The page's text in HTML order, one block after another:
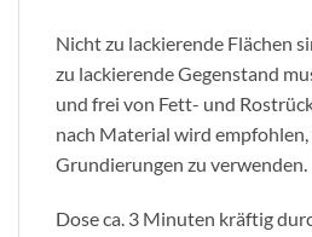
Nicht zu lackierende Flächen
zu lackierende Gegenstand
und frei von Fett- und
nach Material wird
Grundierungen zu verwenden.
Dose ca. 3 Minuten kräftig